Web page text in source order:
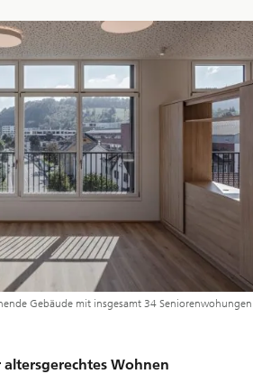
Gebäude mit insgesamt 34 Seniorenwohungen
altersgerechtes Wohnen